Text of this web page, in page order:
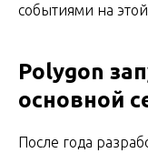
событиями на
Polygon
основной
После года